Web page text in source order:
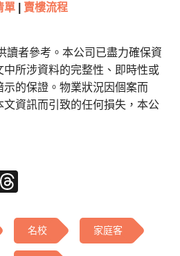
單| 賣樓流程
讀者參考。本公司已盡力確保資
所涉資料的完整性、即時性或
的保證。物業狀況因個案而
資訊而引致的任何損失，本公
LinkedIn
名校 家庭客